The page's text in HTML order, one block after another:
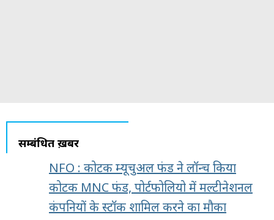
सम्बंधित ख़बरें
NFO : कोटक म्यूचुअल फंड ने लॉन्च किया
कोटक MNC फंड, पोर्टफोलियो में मल्टीनेशनल
कंपनियों के स्टॉक शामिल करने का मौका